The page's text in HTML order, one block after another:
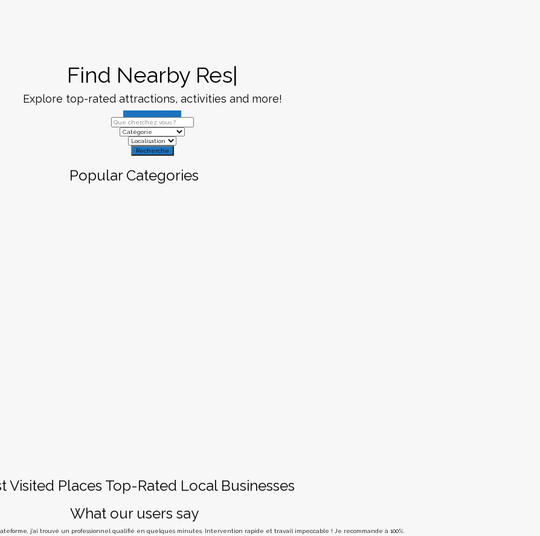
Find NearbyRestauran
Explore top-rated attractions, activities and more!
Recherche
Popular Categories
Visited Places Top-Rated Local Businesses
What our users say
j’ai trouvé un professionnel qualifié en quelques minutes. Intervention rapide et travail impeccable ! Je recommande à 100%.